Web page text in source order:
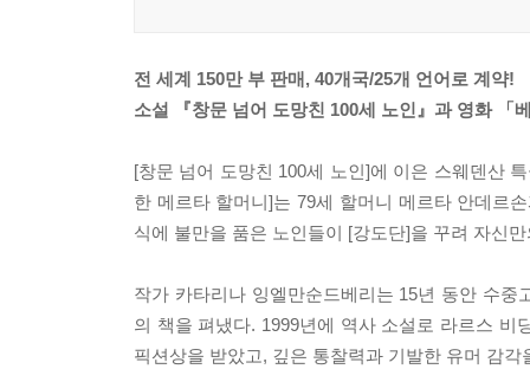
전 세계 150만 부 판매, 40개국/25개 언어로 계약!
소설 『창문 넘어 도망친 100세 노인』과 영화 「
[창문 넘어 도망친 100세 노인]에 이은 스웨덴산
한 메르타 할머니]는 79세 할머니 메르타 안데르
식에 불만을 품은 노인들이 [강도단]을 꾸려 자신
작가 카타리나 잉엘만순드베리는 15년 동안 수
의 책을 펴냈다. 1999년에 역사 소설로 라르스
픽션상을 받았고, 깊은 통찰력과 기발한 유머 감